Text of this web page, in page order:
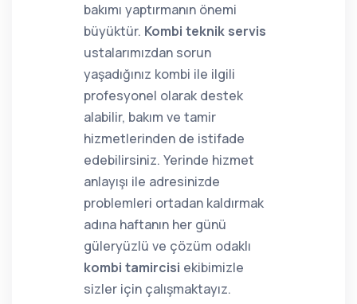
bakımı yaptırmanın önemi
büyüktür. Kombi teknik servis
ustalarımızdan sorun
yaşadığınız kombi ile ilgili
profesyonel olarak destek
alabilir, bakım ve tamir
hizmetlerinden de istifade
edebilirsiniz. Yerinde hizmet
anlayışı ile adresinizde
problemleri ortadan kaldırmak
adına haftanın her günü
güleryüzlü ve çözüm odaklı
kombi tamircisi ekibimizle
sizler için çalışmaktayız.